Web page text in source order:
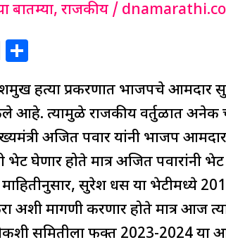
बातम्या,राजकीय /
X
ar
e
हत्या प्रकरणात भाजपचे आमदार
आहे. त्यामुळे राजकीय वर्तुळात
अजित पवार यांनी भाजप
घेणार होते मात्र अजित पवारांनी
सुरेश धस या भेटीमध्ये
अशी मागणी करणार होते मात्र आज
समितीला फक्त 2023-2024 या